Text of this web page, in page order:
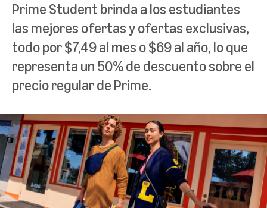
Prime Student brinda a los estudiantes
las mejores ofertas y ofertas exclusivas,
todo por $7,49 al mes o $69 al año, lo que
representa un 50% de descuento sobre el
precio regular de Prime.